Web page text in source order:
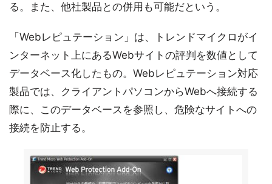
る。また、他社製品との併用も可能だという。
「Webレピュテーション」は、トレンドマイクロがイ
ンターネット上にあるWebサイトの評判を数値として
データベース化したもの。Webレピュテーション対応
製品では、クライアントパソコンからWebへ接続する
際に、このデータベースを参照し、危険なサイトへの
接続を防止する。